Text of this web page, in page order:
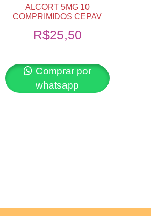
ALCORT 5MG 10
COMPRIMIDOS CEPAV
R$25,50
Comprar por
whatsapp